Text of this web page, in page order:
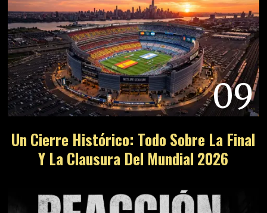
09
Un Cierre Histórico: Todo Sobre La Final
Y La Clausura Del Mundial 2026